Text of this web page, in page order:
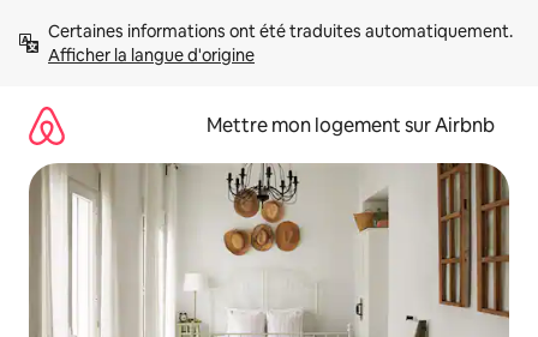
directement
Afficher la langue d'origine
Mettre mon logement sur Airbnb